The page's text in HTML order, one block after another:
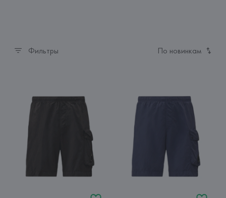
Фильтры По новинкам